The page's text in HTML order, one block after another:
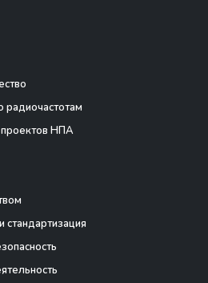
радиочастотам
НПА
стандартизация